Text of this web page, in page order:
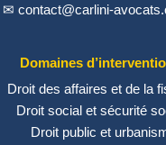
✉ contact@carlini-
Domaines
Droit des affaires et de la
Droit social et sécurité
Droit public et